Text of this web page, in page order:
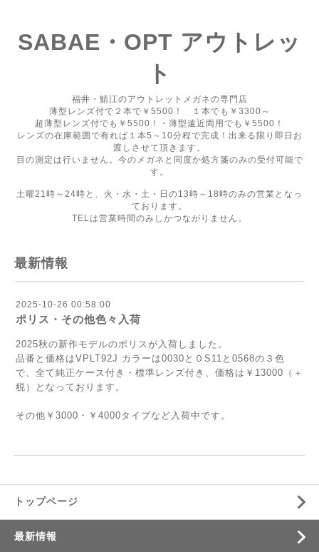
SABAE・OPT アウトレッ
ト
福井・鯖江のアウトレットメガネの専門店
薄型レンズ付で２本で￥5500！ １本でも￥3300～
超薄型レンズ付でも￥5500！・薄型遠近両用でも￥5500！
レンズの在庫範囲で有れば１本5～10分程で完成！出来る限り即日お
渡しさせて頂きます。
目の測定は行いません。今のメガネと同度か処方箋のみの受付可能で
す。
土曜21時～24時と、火・水・土・日の13時～18時のみの営業となっ
ております。
TELは営業時間のみしかつながりません。
最新情報
2025-10-26 00:58:00
ポリス・その他色々入荷
2025秋の新作モデルのポリスが入荷しました。
品番と価格はVPLT92J カラーは0030と０S11と0568の３色
で、全て純正ケース付き・標準レンズ付き、価格は￥13000（＋
税）となっております。
その他￥3000・￥4000タイプなど入荷中です。
トップページ
最新情報